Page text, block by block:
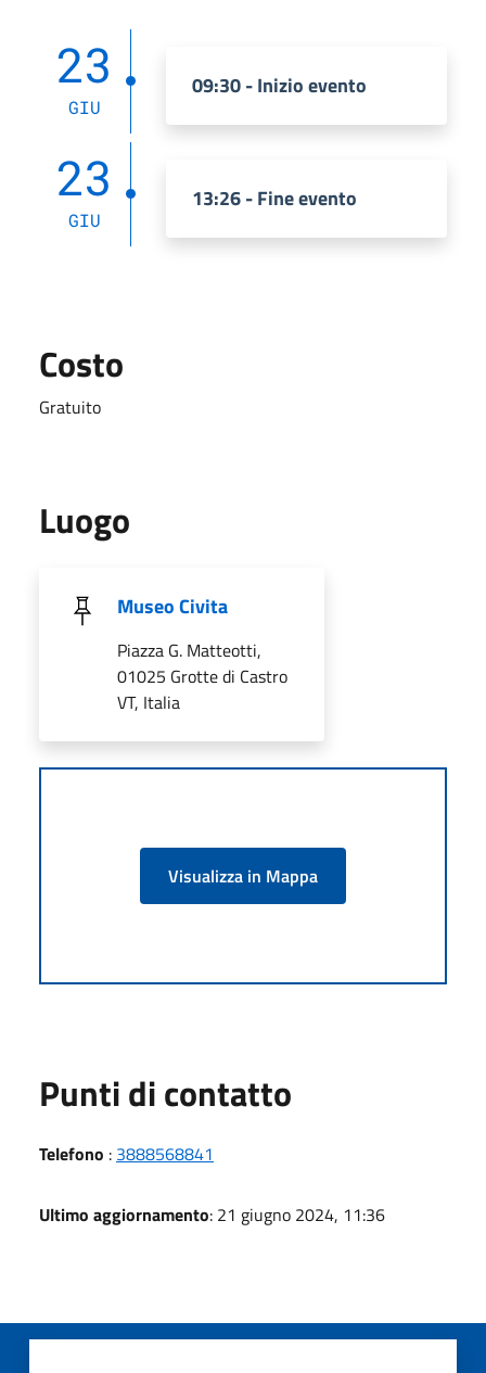
23
GIU
09:30 - Inizio evento
23
GIU
13:26 - Fine evento
Costo
Gratuito
Luogo
Museo Civita
Piazza G. Matteotti,
01025 Grotte di Castro
VT, Italia
Visualizza in Mappa
Punti di contatto
Telefono : 3888568841
Ultimo aggiornamento: 21 giugno 2024, 11:36